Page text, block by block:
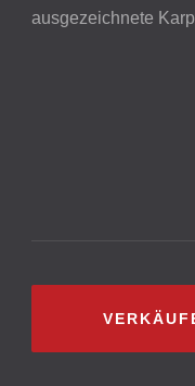
ausgezeichnete